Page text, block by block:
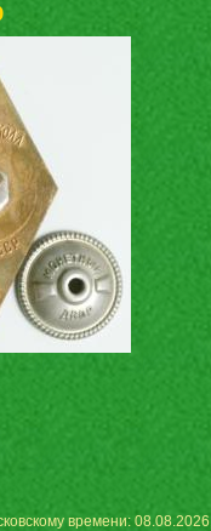
времени: